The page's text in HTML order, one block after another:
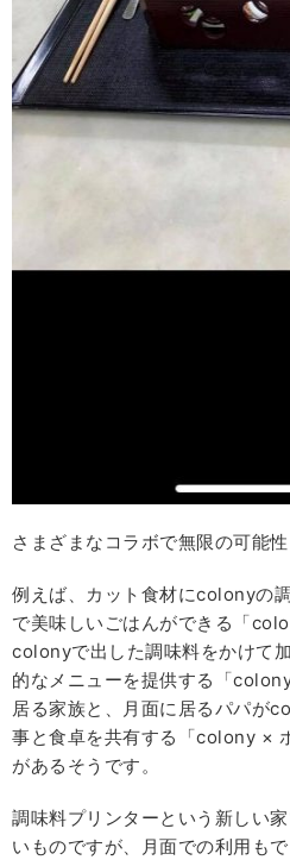
さまざまなコラボで無限の可能性
例えば、カット食材にcolonyの
で美味しいごはんができる「
colonyで出した調味料をかけて
的なメニューを提供する「
居る家族と、月面に居るパパが
事と食卓を共有する「colony ×
があるそうです。
調味料プリンターという新しい
いものですが、月面での利用も